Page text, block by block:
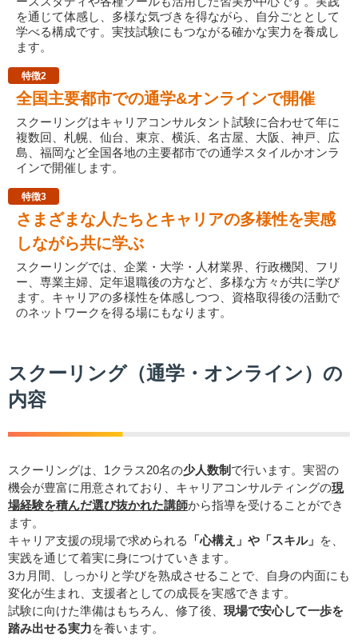
を通じて体感し、多様な気づきを得ながら、自分ごととして
学べる構成です。実技試験にもつながる確かな実力を養成し
ます。
特徴2
全国主要都市での通学&オンラインで開催
スクーリングはキャリアコンサルタント試験に合わせて年に
複数回、札幌、仙台、東京、横浜、名古屋、大阪、神戸、広
島、福岡など全国各地の主要都市での通学スタイルかオンラ
インで開催します。
特徴3
さまざまな人たちとキャリアの多様性を実感
しながら共に学ぶ
スクーリングでは、企業・大学・人材業界、行政機関、フリ
ー、専業主婦、定年退職後の方など、多様な方々が共に学び
ます。キャリアの多様性を体感しつつ、資格取得後の活動で
のネットワークを得る場にもなります。
スクーリング（通学・オンライン）の
内容
スクーリングは、1クラス20名の少人数制 で行います。実習の
機会が豊富に用意されており、キャリアコンサルティングの現
場経験を積んだ選び抜かれた講師から指導を受けることができ
ます。
キャリア支援の現場で求められる
「心構え」や「スキル」 を、
実践を通じて着実に身につけていきます。
3カ月間、しっかりと学びを熟成させることで、自身の内面にも
変化が生まれ、支援者としての成長を実感できます。
試験に向けた準備はもちろん、修了後、 現場で安心して一歩を
踏み出せる実力を養います。